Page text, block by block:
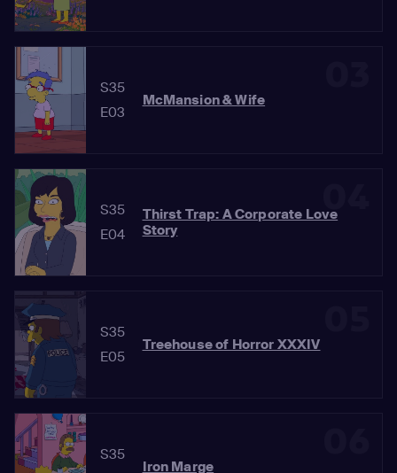
S35
E03
McMansion & Wife
S35
E04
Thirst Trap: A Corporate Love
Story
S35
E05
Treehouse of Horror XXXIV
S35
Iron Marge